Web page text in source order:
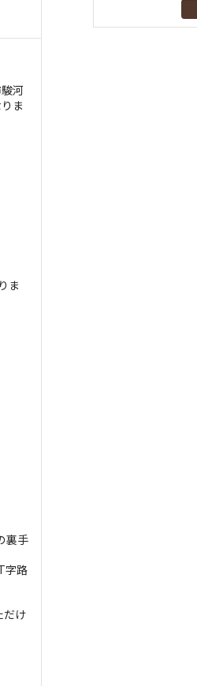
河
ま
ま
裏手
字路
だけ